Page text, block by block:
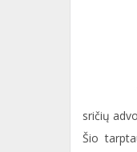
sričių
Šio